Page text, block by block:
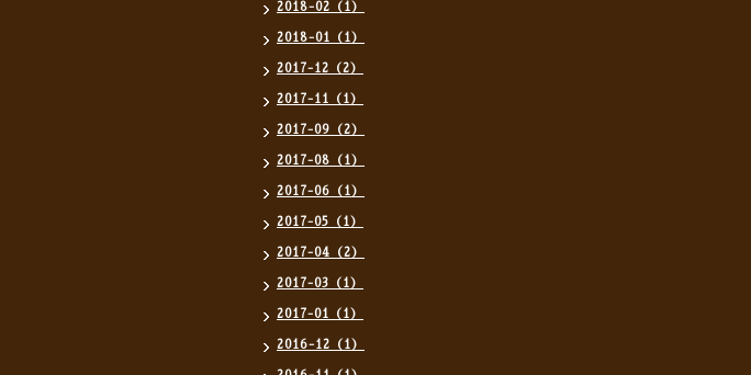
2018-02（1）
2018-01（1）
2017-12（2）
2017-11（1）
2017-09（2）
2017-08（1）
2017-06（1）
2017-05（1）
2017-04（2）
2017-03（1）
2017-01（1）
2016-12（1）